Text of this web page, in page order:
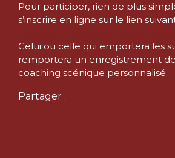
Pour participer, rien de plus
s’inscrire en ligne sur le lien
Celui ou celle qui emportera les
remportera un enregistrement
coaching scénique personnalisé.
Partager :